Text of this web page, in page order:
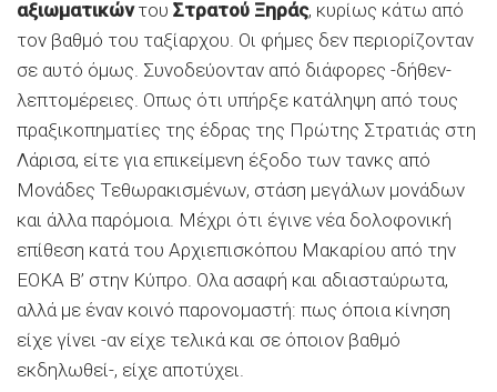
αξιωματικώντου Στρατού Ξηράς, κυρίως κάτω από
τον βαθμό του ταξίαρχου. Οι φήμες δεν περιορίζονταν
σε αυτό όμως. Συνοδεύονταν από διάφορες -δήθεν-
λεπτομέρειες. Οπως ότι υπήρξε κατάληψη από τους
πραξικοπηματίες της έδρας της Πρώτης Στρατιάς στη
Λάρισα, είτε για επικείμενη έξοδο των τανκς από
Μονάδες Τεθωρακισμένων, στάση μεγάλων μονάδων
και άλλα παρόμοια. Μέχρι ότι έγινε νέα δολοφονική
επίθεση κατά του Αρχιεπισκόπου Μακαρίου από την
ΕΟΚΑ Β’ στην Κύπρο. Ολα ασαφή και αδιασταύρωτα,
αλλά με έναν κοινό παρονομαστή: πως όποια κίνηση
είχε γίνει -αν είχε τελικά και σε όποιον βαθμό
εκδηλωθεί-, είχε αποτύχει.